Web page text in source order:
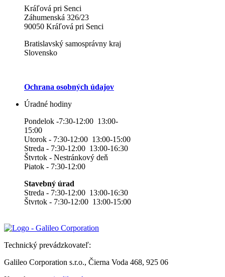
Kráľová pri Senci
Záhumenská 326/23
90050 Kráľová pri Senci
Bratislavský samosprávny kraj
Slovensko
Ochrana osobných údajov
Úradné hodiny
Pondelok -7:30-12:00 13:00-
15:00
Utorok - 7:30-12:00 13:00-15:00
Streda - 7:30-12:00 13:00-16:30
Štvrtok - Nestránkový deň
Piatok - 7:30-12:00
Stavebný úrad
Streda - 7:30-12:00 13:00-16:30
Štvrtok - 7:30-12:00 13:00-15:00
Technický prevádzkovateľ:
Galileo Corporation s.r.o., Čierna Voda 468, 925 06